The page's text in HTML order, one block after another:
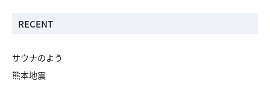
RECENT
サウナのよう
熊本地震